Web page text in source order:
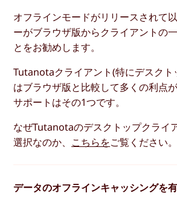
オフラインモードがリリースされて
ーがブラウザ版からクライアントの
とをお勧めします。
Tutanotaクライアント(特にデスクト
はブラウザ版と比較して多くの利点
サポートはその1つです。
なぜTutanotaのデスクトップクライ
選択なのか、 こちらをご覧ください。
データのオフラインキャッシングを有